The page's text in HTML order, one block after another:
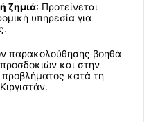
ζημιά: Προτείνεται
υπηρεσία για
παρακολούθησης βοηθά
και στην
προβλήματος κατά τη